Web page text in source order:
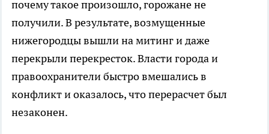
почему такое произошло, горожане не
получили. В результате, возмущенные
нижегородцы вышли на митинг и даже
перекрыли перекресток. Власти города и
правоохранители быстро вмешались в
конфликт и оказалось, что перерасчет был
незаконен.